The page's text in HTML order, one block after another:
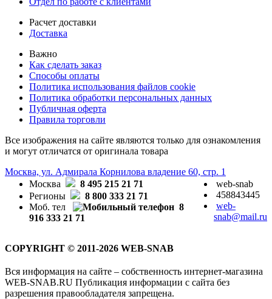
Расчет доставки
Доставка
Важно
Как сделать заказ
Способы оплаты
Политика использования файлов cookie
Политика обработки персональных данных
Публичная оферта
Правила торговли
Все изображения на сайте являются только для ознакомления
и могут отличатся от оригинала товара
Москва, ул. Адмирала Корнилова владение 60, стр. 1
Москва
8 495 215 21 71
Регионы
8 800 333 21 71
Моб. тел
8
916 333 21 71
web-snab
458843445
web-
snab@mail.ru
COPYRIGHT © 2011-2026 WEB-SNAB
Вся информация на сайте – собственность интернет-магазина
WEB-SNAB.RU Публикация информации с сайта без
разрешения правообладателя запрещена.